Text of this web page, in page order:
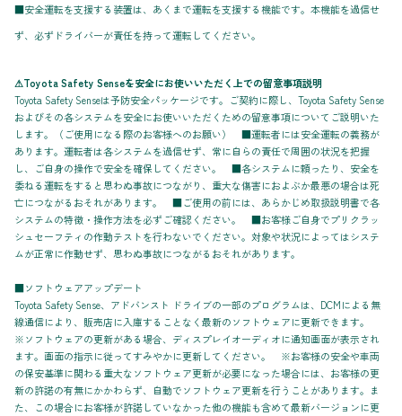
■安全運転を支援する装置は、あくまで運転を支援する機能です。本機能を過信せ
ず、必ずドライバーが責任を持って運転してください。
⚠Toyota Safety Senseを安全にお使いいただく上での留意事項説明
Toyota Safety Senseは予防安全パッケージです。ご契約に際し、Toyota Safety Sense
およびその各システムを安全にお使いいただくための留意事項についてご説明いた
します。（ご使用になる際のお客様へのお願い） ■運転者には安全運転の義務が
あります。運転者は各システムを過信せず、常に自らの責任で周囲の状況を把握
し、ご自身の操作で安全を確保してください。 ■各システムに頼ったり、安全を
委ねる運転をすると思わぬ事故につながり、重大な傷害におよぶか最悪の場合は死
亡につながるおそれがあります。 ■ご使用の前には、あらかじめ取扱説明書で各
システムの特徴・操作方法を必ずご確認ください。 ■お客様ご自身でプリクラッ
シュセーフティの作動テストを行わないでください。対象や状況によってはシステ
ムが正常に作動せず、思わぬ事故につながるおそれがあります。
■ソフトウェアアップデート
Toyota Safety Sense、アドバンスト ドライブの一部のプログラムは、DCMによる無
線通信により、販売店に入庫することなく最新のソフトウェアに更新できます。
※ソフトウェアの更新がある場合、ディスプレイオーディオに通知画面が表示され
ます。画面の指示に従ってすみやかに更新してください。 ※お客様の安全や車両
の保安基準に関わる重大なソフトウェア更新が必要になった場合には、お客様の更
新の許諾の有無にかかわらず、自動でソフトウェア更新を行うことがあります。ま
た、この場合にお客様が許諾していなかった他の機能も含めて最新バージョンに更